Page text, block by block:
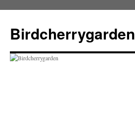
Birdcherrygarden